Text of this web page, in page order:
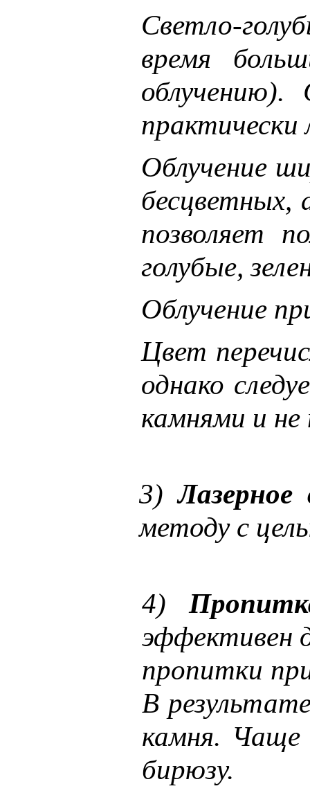
Светло-
время
практически
Облучение
позволяет
голубые,
Облучение
Цвет
однако
камнями и не
3)Лазерное
методу с
4)
эффективен
пропитки
В
камня. Чаще
бирюзу.